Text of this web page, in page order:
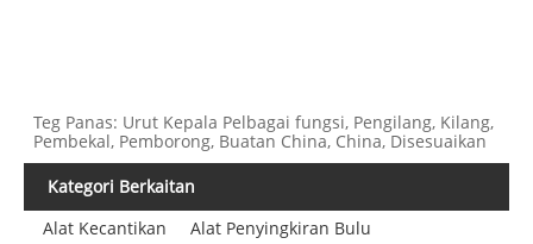
Teg Panas: Urut Kepala Pelbagai fungsi, Pengilang, Kilang,
Pembekal, Pemborong, Buatan China, China, Disesuaikan
Kategori Berkaitan
Alat Kecantikan
Alat Penyingkiran Bulu